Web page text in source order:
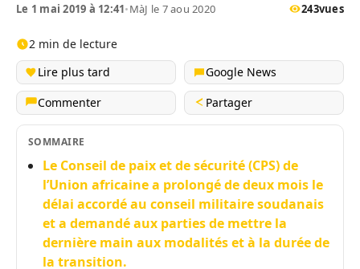
Le 1 mai 2019 à 12:41•MàJ le 7 aou 2020 243vues
2 min de lecture
Lire plus tard
Google News
Commenter
Partager
SOMMAIRE
Le Conseil de paix et de sécurité (CPS) de
l’Union africaine a prolongé de deux mois le
délai accordé au conseil militaire soudanais
et a demandé aux parties de mettre la
dernière main aux modalités et à la durée de
la transition.